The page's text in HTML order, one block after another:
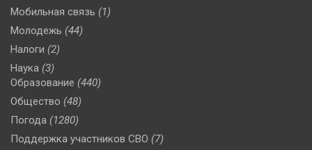
Мобильная связь (1)
Молодежь (44)
Налоги (2)
Наука (3)
Образование (440)
Общество (48)
Погода (1280)
Поддержка участников СВО (7)